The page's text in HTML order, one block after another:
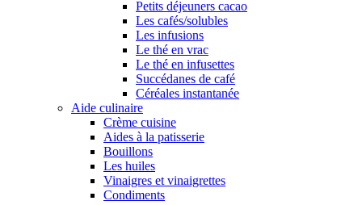
Petits déjeuners cacao
Les cafés/solubles
Les infusions
Le thé en vrac
Le thé en infusettes
Succédanes de café
Céréales instantanée
Aide culinaire
Crème cuisine
Aides à la patisserie
Bouillons
Les huiles
Vinaigres et vinaigrettes
Condiments